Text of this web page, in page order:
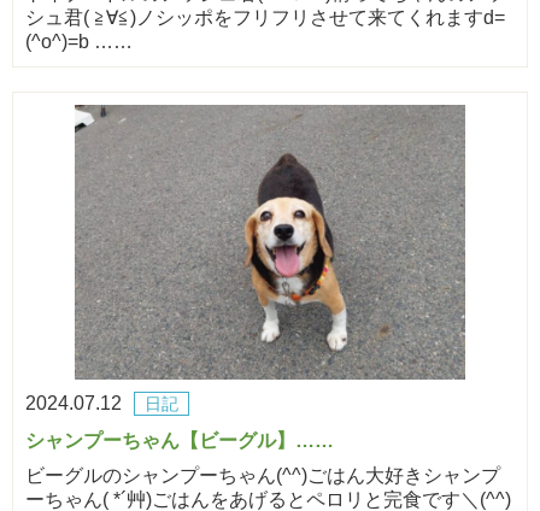
シュ君( ≧∀≦)ノシッポをフリフリさせて来てくれますd=
(^o^)=b ……
2024.07.12 日記
シャンプーちゃん【ビーグル】……
ビーグルのシャンプーちゃん(^^)ごはん大好きシャンプ
ーちゃん( *´艸)ごはんをあげるとペロリと完食です＼(^^)